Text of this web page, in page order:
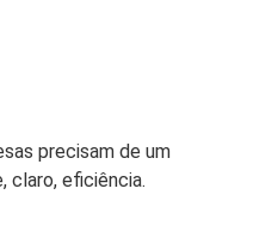
precisam de um
claro, eficiência.